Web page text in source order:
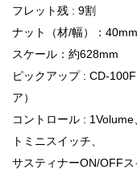
フレット残 : 9割
ナット（材/幅）：40mm
スケール：約628mm
ピックアップ : CD-
ア）
コントロール :
トミニスイッチ、
サスティナーON/OFF